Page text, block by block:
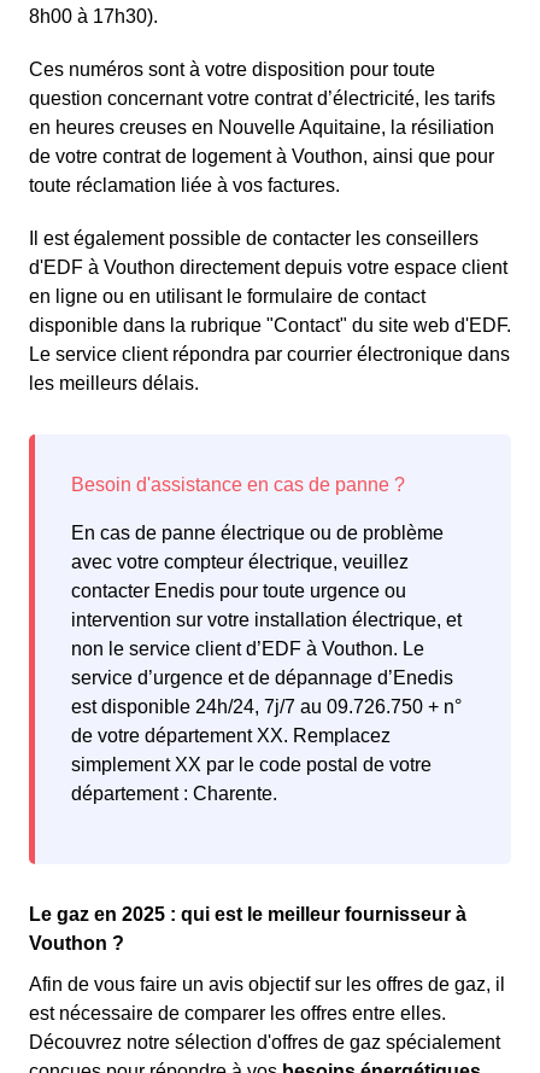
8h00 à 17h30).
Ces numéros sont à votre disposition pour toute
question concernant votre contrat d’électricité, les tarifs
en heures creuses en Nouvelle Aquitaine, la résiliation
de votre contrat de logement à Vouthon, ainsi que pour
toute réclamation liée à vos factures.
Il est également possible de contacter les conseillers
d'EDF à Vouthon directement depuis votre espace client
en ligne ou en utilisant le formulaire de contact
disponible dans la rubrique "Contact" du site web d'EDF.
Le service client répondra par courrier électronique dans
les meilleurs délais.
En cas de panne électrique ou de problème
avec votre compteur électrique, veuillez
contacter Enedis pour toute urgence ou
intervention sur votre installation électrique, et
non le service client d’EDF à Vouthon. Le
service d’urgence et de dépannage d’Enedis
est disponible 24h/24, 7j/7 au 09.726.750 + n°
de votre département XX. Remplacez
simplement XX par le code postal de votre
département : Charente.
Le gaz en 2025 : qui est le meilleur fournisseur à
Vouthon ?
Afin de vous faire un avis objectif sur les offres de gaz, il
est nécessaire de comparer les offres entre elles.
Découvrez notre sélection d'offres de gaz spécialement